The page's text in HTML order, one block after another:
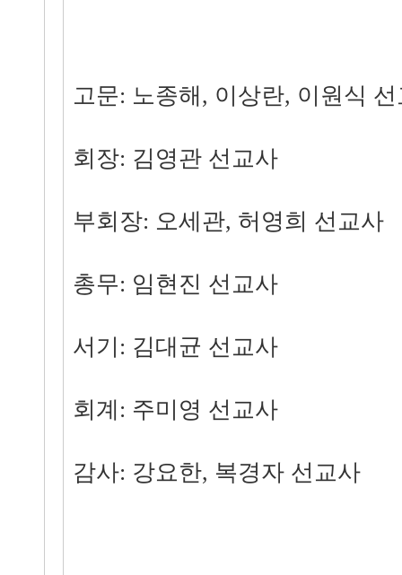
고문: 노종해, 이상란, 이원식
회장: 김영관 선교사
부회장: 오세관, 허영희 선교사
총무: 임현진 선교사
서기: 김대균 선교사
회계: 주미영 선교사
감사: 강요한, 복경자 선교사